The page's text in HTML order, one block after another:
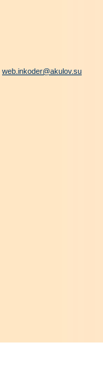
web.inkoder@akulov.su